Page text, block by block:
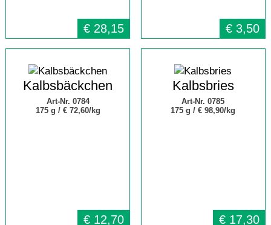
€ 28,15 € 3,50
Kalbsbäckchen
Art-Nr. 0784
175 g / € 72,60/kg
€ 12,70
Kalbsbries
Art-Nr. 0785
175 g /€ 98,90/kg
€ 17,30